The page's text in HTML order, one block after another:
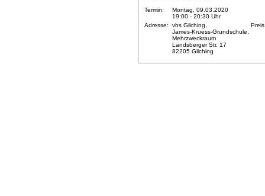
Termin:
Montag, 09.03.2020
19:00 - 20:30 Uhr
Adresse:
vhs Gilching,
James-Kruess-Grundschule,
Mehrzweckraum
Landsberger Str. 17
82205 Gilching